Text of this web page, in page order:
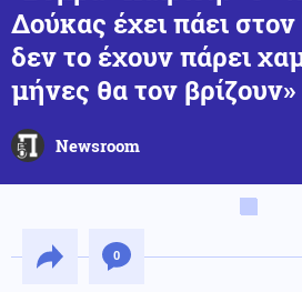
Δούκας έχει πάει
δεν το έχουν πάρει
μήνες θα τον βρίζουν»
Newsroom
0